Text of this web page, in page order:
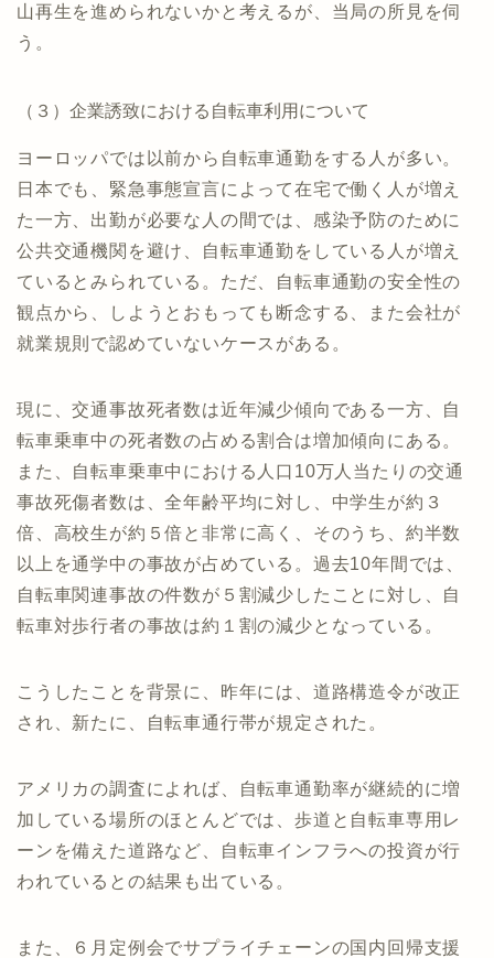
山再生を進められないかと考えるが、当局の所見を伺
う。
（３）企業誘致における自転車利用について
ヨーロッパでは以前から自転車通勤をする人が多い。
日本でも、緊急事態宣言によって在宅で働く人が増え
た一方、出勤が必要な人の間では、感染予防のために
公共交通機関を避け、自転車通勤をしている人が増え
ているとみられている。ただ、自転車通勤の安全性の
観点から、しようとおもっても断念する、また会社が
就業規則で認めていないケースがある。
現に、交通事故死者数は近年減少傾向である一方、自
転車乗車中の死者数の占める割合は増加傾向にある。
また、自転車乗車中における人口10万人当たりの交通
事故死傷者数は、全年齢平均に対し、中学生が約３
倍、高校生が約５倍と非常に高く、そのうち、約半数
以上を通学中の事故が占めている。過去10年間では、
自転車関連事故の件数が５割減少したことに対し、自
転車対歩行者の事故は約１割の減少となっている。
こうしたことを背景に、昨年には、道路構造令が改正
され、新たに、自転車通行帯が規定された。
アメリカの調査によれば、自転車通勤率が継続的に増
加している場所のほとんどでは、歩道と自転車専用レ
ーンを備えた道路など、自転車インフラへの投資が行
われているとの結果も出ている。
また、６月定例会でサプライチェーンの国内回帰支援